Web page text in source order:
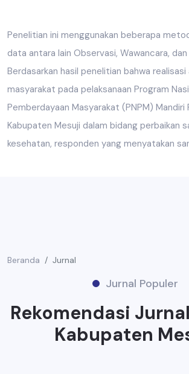
Penelitian ini menggunakan beberapa
data antara lain Observasi, Wawancara,
Berdasarkan hasil penelitian bahwa realisasi
masyarakat pada pelaksanaan Program
Pemberdayaan Masyarakat (PNPM) Mandiri
Kabupaten Mesuji dalam bidang perbaikan
kesehatan, responden yang menyatakan
Beranda Jurnal
Jurnal Populer
Rekomendasi
Kabupaten